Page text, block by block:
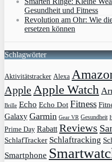
Gesundheit und Fitness
Revolution am Ohr: Wie
ersetzen können
Schlagwörter
Aktivitätstracker Alexa
Apple Apple Watch
Brille Echo Echo Dot Fitness
Galaxy Garmin Gear VR Gesundheit
Prime Day Rabatt Reviews
SchlafTracker Schlaftracking
Smartphone